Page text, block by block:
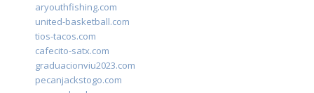
aryouthfishing.com
united-basketball.com
tios-tacos.com
cafecito-satx.com
graduacionviu2023.com
pecanjackstogo.com